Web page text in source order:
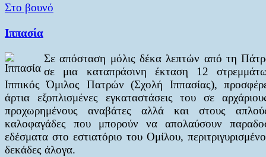
Στο βουνό
Ιππασία
Σε απόσταση μόλις δέκα λεπτών από τη
σε μια καταπράσινη έκταση 12
Ιππικός Όμιλος Πατρών (Σχολή Ιππασίας),
άρτια εξοπλισμένες εγκαταστάσεις του σε
προχωρημένους αναβάτες αλλά και στους
καλοφαγάδες που μπορούν να απολαύσουν
εδέσματα στο εστιατόριο του Ομίλου,
δεκάδες άλογα.